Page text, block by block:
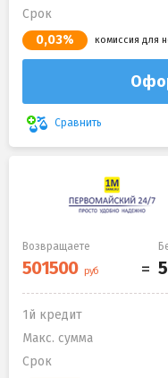
Срок
0,03% комиссия для
Сравнить
Возвращаете
1й кредит
Макс. сумма
Срок